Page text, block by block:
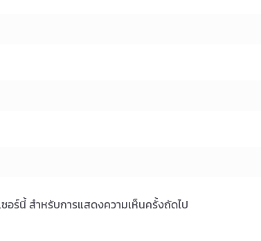
อร์นี้ สำหรับการแสดงความเห็นครั้งถัดไป